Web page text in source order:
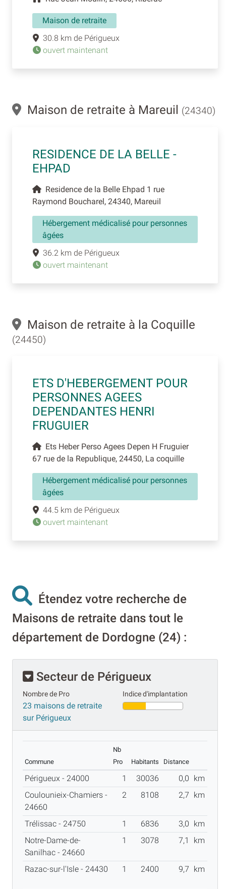
Maison de retraite
30.8 km de Périgueux
ouvert maintenant
Maison de retraite à Mareuil (24340)
RESIDENCE DE LA BELLE -
EHPAD
Residence de la Belle Ehpad 1 rue
Raymond Boucharel, 24340, Mareuil
Hébergement médicalisé pour personnes
âgées
36.2 km de Périgueux
ouvert maintenant
Maison de retraite à la Coquille
(24450)
ETS D'HEBERGEMENT POUR
PERSONNES AGEES
DEPENDANTES HENRI
FRUGUIER
Ets Heber Perso Agees Depen H Fruguier
67 rue de la Republique, 24450, La coquille
Hébergement médicalisé pour personnes
âgées
44.5 km de Périgueux
ouvert maintenant
Étendez votre recherche de
Maisons de retraite dans tout le
département de Dordogne (24) :
Secteur de Périgueux
Nombre de Pro
23 maisons de retraite
sur Périgueux
Indice d'implantation
Commune
Nb
Pro
Habitants Distance
Périgueux - 24000 1 30036 0,0
km
Coulounieix-Chamiers -
24660
2 8108 2,7 km
Trélissac - 24750 1 6836 3,0
km
Notre-Dame-de-
Sanilhac - 24660
1 3078 7,1 km
Razac-sur-l'Isle - 24430 1 2400 9,7 km